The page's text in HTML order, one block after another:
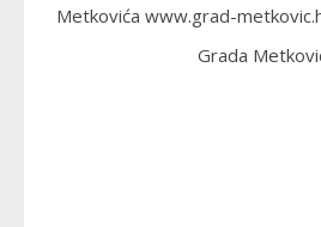
Metkovića www.grad-
Grada